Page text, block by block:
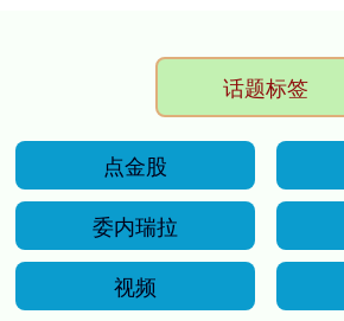
话题标签
点金股
委内瑞拉
视频